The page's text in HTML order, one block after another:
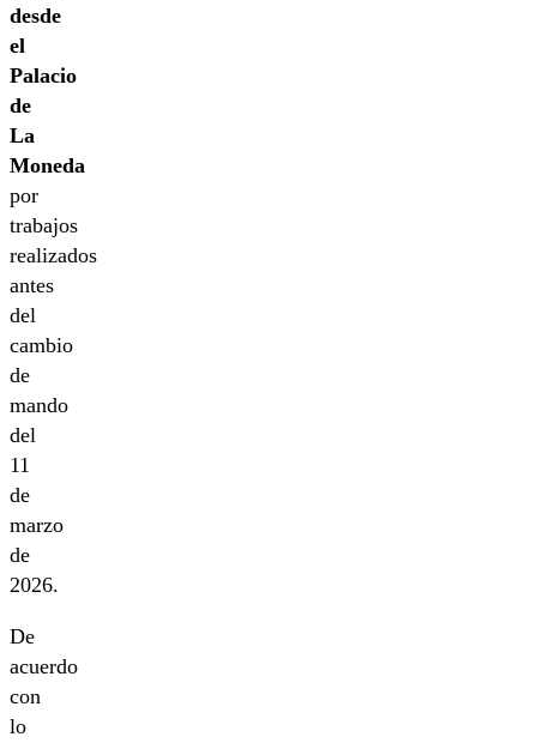
desde
el
Palacio
de
La
Moneda
por
trabajos
realizados
antes
del
cambio
de
mando
del
11
de
marzo
de
2026.
De
acuerdo
con
lo